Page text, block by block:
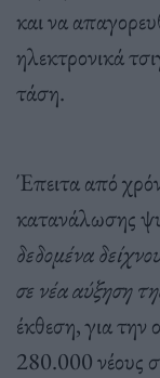
και να
ηλεκτρονικά
τάση.
Έπειτα από
κατανάλωσης
δεδομένα
σε νέα αύξηση
έκθεση, για την
280.000 νέους